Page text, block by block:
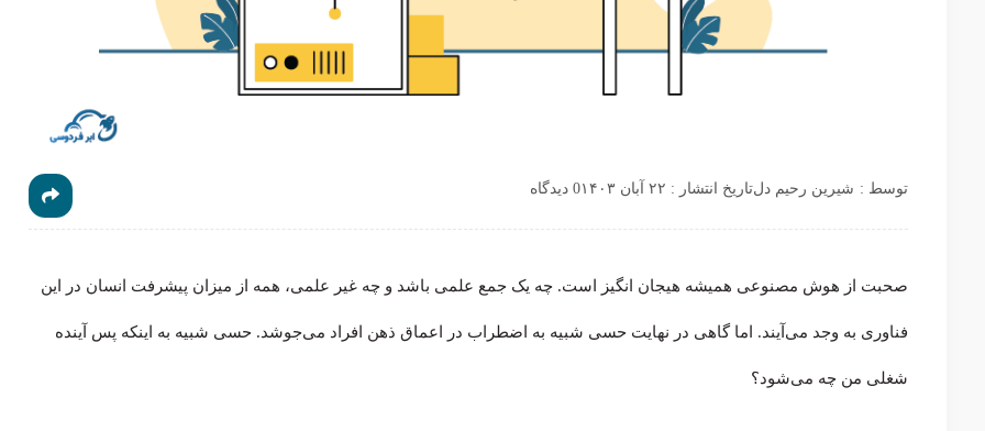
توسط : شیرین رحیم دلتاریخ انتشار : ۲۲ آبان ۱۴۰۳ 0 دیدگاه
صحبت از هوش مصنوعی همیشه هیجان انگیز است. چه یک جمع علمی باشد و چه غیر علمی، همه از میزان پیشرفت‌ انسان در این
فناوری به وجد می‌آیند. اما گاهی در نهایت حسی شبیه به اضطراب در اعماق ذهن افراد می‌جوشد. حسی شبیه به اینکه پس آینده
شغلی من چه می‌شود؟